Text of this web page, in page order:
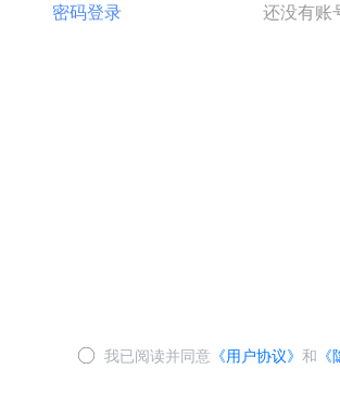
密码登录 还没有账
我已阅读并同意 《用户协议》和